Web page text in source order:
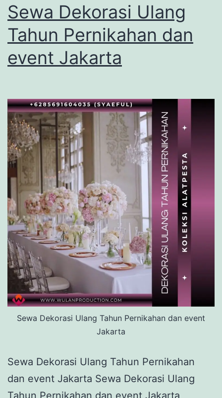
Sewa Dekorasi Ulang
Tahun Pernikahan dan
event Jakarta
Sewa Dekorasi Ulang Tahun Pernikahan dan event
Jakarta
Sewa Dekorasi Ulang Tahun Pernikahan
dan event Jakarta Sewa Dekorasi Ulang
Tahun Pernikahan dan event Jakarta